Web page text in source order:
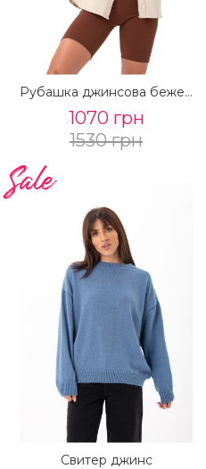
Рубашка джинсова бежевый
1070 грн
1530 грн
Свитер джинс